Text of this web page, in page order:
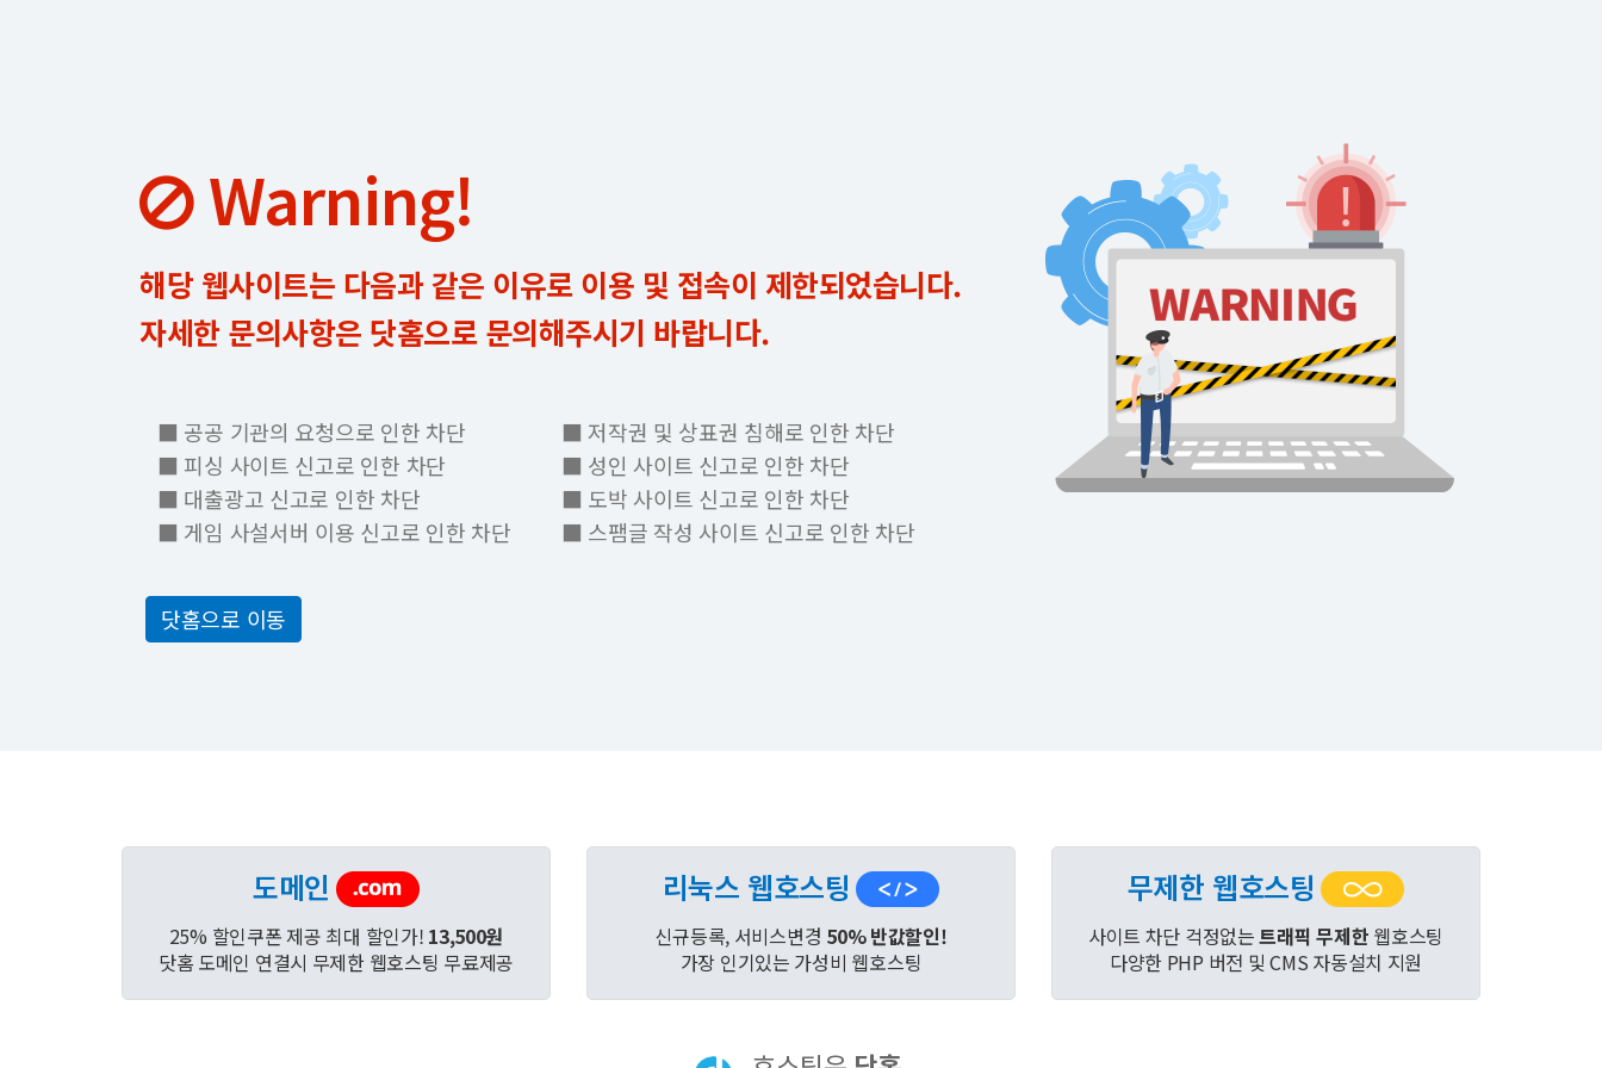
Warning!
해당 웹사이트는 다음과 같은 이유로 이용 및 접속이 제한되었습니다.
자세한 문의사항은 닷홈으로 문의해주시기 바랍니다.
■ 공공 기관의 요청으로 인한 차단
■ 피싱 사이트 신고로 인한 차단
■ 대출광고 신고로 인한 차단
■ 게임 사설서버 이용 신고로 인한 차단
■ 저작권 및 상표권 침해로 인한 차단
■ 성인 사이트 신고로 인한 차단
■ 도박 사이트 신고로 인한 차단
■ 스팸글 작성 사이트 신고로 인한 차단
닷홈으로 이동
도메인
25% 할인쿠폰 제공 최대 할인가! 13,500원
닷홈 도메인 연결시 무제한 웹호스팅 무료제공
리눅스 웹호스팅
신규등록, 서비스변경 50% 반값할인!
가장 인기있는 가성비 웹호스팅
무제한 웹호스팅
사이트 차단 걱정없는트래픽 무제한 웹호스팅
다양한 PHP 버전 및 CMS 자동설치 지원